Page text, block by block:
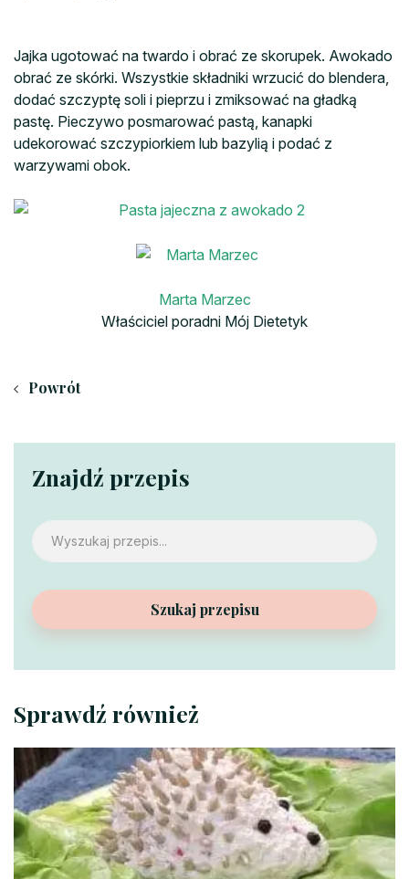
Jajka ugotować na twardo i obrać ze skorupek. Awokado
obrać ze skórki. Wszystkie składniki wrzucić do blendera,
dodać szczyptę soli i pieprzu i zmiksować na gładką
pastę. Pieczywo posmarować pastą, kanapki
udekorować szczypiorkiem lub bazylią i podać z
warzywami obok.
Marta Marzec
Właściciel poradni Mój Dietetyk
Powrót
Znajdź przepis
Szukaj przepisu
Sprawdź również